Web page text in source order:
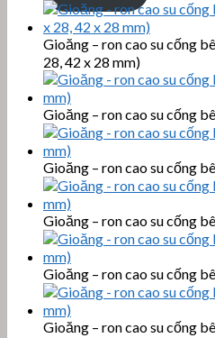
Gioăng – ron cao su cống
28, 42 x 28 mm)
Gioăng – ron cao su cống
Gioăng – ron cao su cống
Gioăng – ron cao su cống
Gioăng – ron cao su cống
Gioăng – ron cao su cống